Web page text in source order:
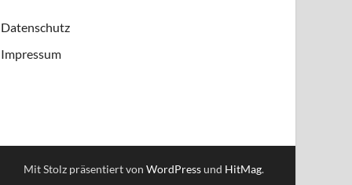
Datenschutz
Impressum
Mit Stolz präsentiert von WordPressund HitMag.